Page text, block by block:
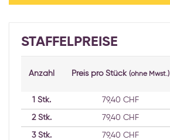
STAFFELPREISE
Anzahl Preis pro Stück (ohne Mwst.)
1 Stk. 79,40 CHF
2Stk. 79,40 CHF
3Stk. 79,40 CHF